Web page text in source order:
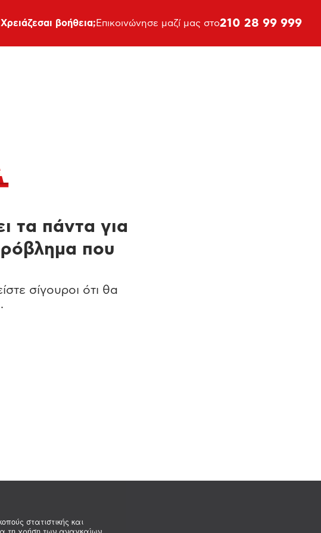
στατιστικής και
Xρειάζεσαι βοήθεια; Επικοινώνησε μαζί μας στο210 28 99 999
τα πάντα για
που
σίγουροι ότι θα